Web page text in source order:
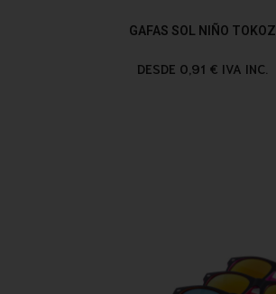
GAFAS SOL NIÑO TOKOZ
DESDE 0,91 € IVA INC.